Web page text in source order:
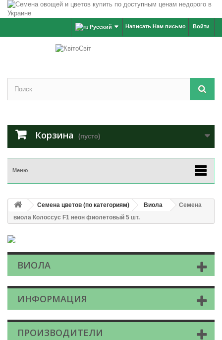
Войти
Написать Нам письмо
Русский
Корзина (пусто)
Меню
Семена цветов (по категориям) Виола
Семена
виола Колоссус F1 неон фиолетовый 5 шт.
ВИОЛА
ИНФОРМАЦИЯ
ПРОИЗВОДИТЕЛИ